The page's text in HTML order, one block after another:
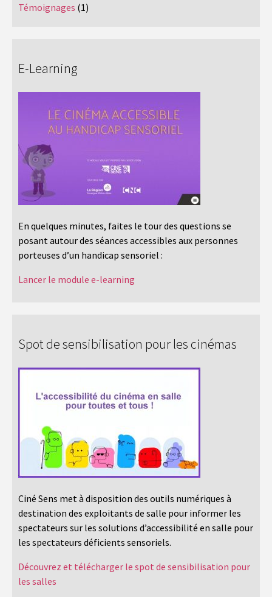
Témoignages (1)
E-Learning
En quelques minutes, faites le tour des questions se
posant autour des séances accessibles aux personnes
porteuses d’un handicap sensoriel :
Lancer le module e-learning
Spot de sensibilisation pour les cinémas
Ciné Sens met à disposition des outils numériques à
destination des exploitants de salle pour informer les
spectateurs sur les solutions d’accessibilité en salle pour
les spectateurs déficients sensoriels.
Découvrez et télécharger le spot de sensibilisation pour
les salles